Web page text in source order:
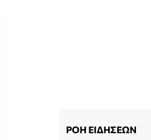
ΡΟΗ ΕΙΔΗΣΕΩΝ